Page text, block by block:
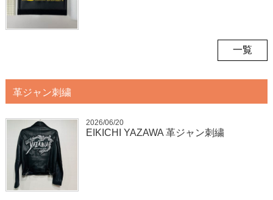
一覧
革ジャン刺繍
2026/06/20
EIKICHI YAZAWA 革ジャン刺繍